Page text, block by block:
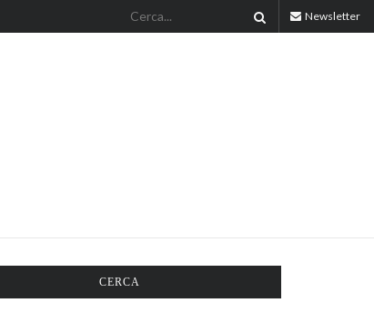
Newsletter
CERCA